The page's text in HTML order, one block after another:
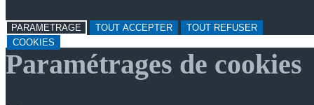
PARAMETRAGE TOUT ACCEPTER
TOUT REFUSER
COOKIES
Paramétrages de cookies